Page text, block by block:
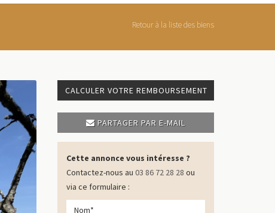
Retour à la liste des biens
CALCULER VOTRE REMBOURSEMENT
PARTAGER PAR E-MAIL
Cette annonce vous intéresse ?
Contactez-nous au 03 86 72 28 28 ou
via ce formulaire :